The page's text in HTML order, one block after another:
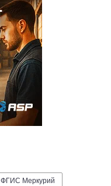
ФГИС Меркурий